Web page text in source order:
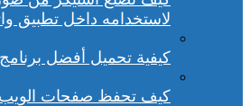
لاستخدامه داخل تطبيق
كيفية تحميل أفضل برنامج VPN مجاني
كيف تحفظ صفحات